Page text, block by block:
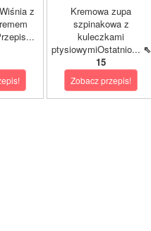
z
Kremowa zupa
szpinakowa z
kuleczkami
ptysiowymiOstatnio... ⇖
15
Zobacz przepis!